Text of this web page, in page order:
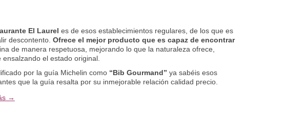
El Laurel es de esos establecimientos regulares, de los que es
descontento. Ofrece el mejor producto que es capaz de encontrar
de manera respetuosa, mejorando lo que la naturaleza ofrece,
ensalzando el estado original.
por la guía Michelin como “Bib Gourmand” ya sabéis esos
que la guía resalta por su inmejorable relación calidad precio.
→